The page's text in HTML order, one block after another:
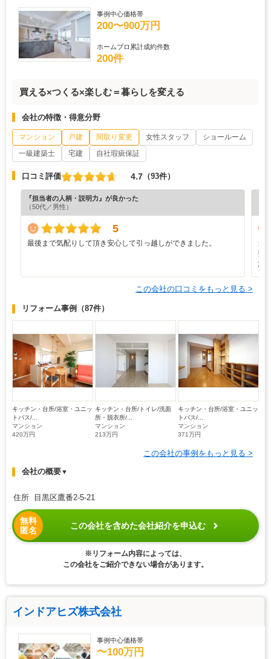
事例中心価格帯
200〜900万円
ホームプロ累計成約件数
200件
買える×つくる×楽しむ＝暮らしを変える
会社の特徴・得意分野
マンション 戸建 間取り変更 女性スタッフ
ショールーム
一級建築士
宅建 自社瑕疵保証
口コミ評価 4.7 （93件）
『担当者の人柄・説明力』が良かった
（50代／男性）
5
最後まで気配りして頂き安心して引っ越しができました。
当
要
施
この会社の口コミをもっと見る >
リフォーム事例 （87件）
キッチン・台所/浴室・ユニッ
トバス/...
マンション
420万円
キッチン・台所/トイレ/洗面
所・脱衣所/...
マンション
213万円
キッチン・台所/浴室・ユニッ
トバス/...
マンション
371万円
この会社の事例をもっと見る >
会社の概要▼
住所 目黒区鷹番2-5-21
無料
匿名
この会社を含めた会社紹介を申込む
※リフォーム内容によっては、
この会社をご紹介できない場合があります。
インドアヒズ株式会社
事例中心価格帯
〜100万円